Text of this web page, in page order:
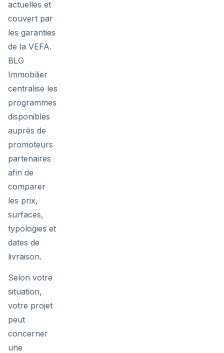
actuelles et
couvert par
les garanties
de la VEFA.
BLG
Immobilier
centralise les
programmes
disponibles
auprès de
promoteurs
partenaires
afin de
comparer
les prix,
surfaces,
typologies et
dates de
livraison.
Selon votre
situation,
votre projet
peut
concerner
une